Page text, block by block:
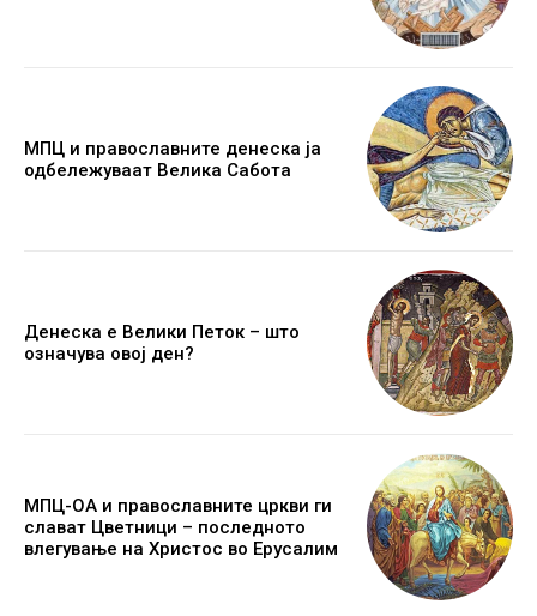
МПЦ и православните денеска ја
одбележуваат Велика Сабота
Денеска е Велики Петок – што
означува овој ден?
МПЦ-ОА и православните цркви ги
слават Цветници – последното
влегување на Христос во Ерусалим